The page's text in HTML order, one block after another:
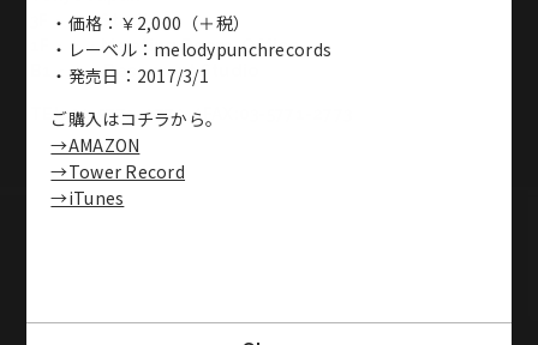
・価格：￥2,000（＋税）
・レーベル：melodypunchrecords
・発売日：2017/3/1
ご購入はコチラから。
→AMAZON
→Tower Record
→iTunes
3F・・・Studio 2
1F・・・Meeting Room, Office
B1・・・Basement Studio
TEL:03-5771-2772／FAX:03-5771-2773